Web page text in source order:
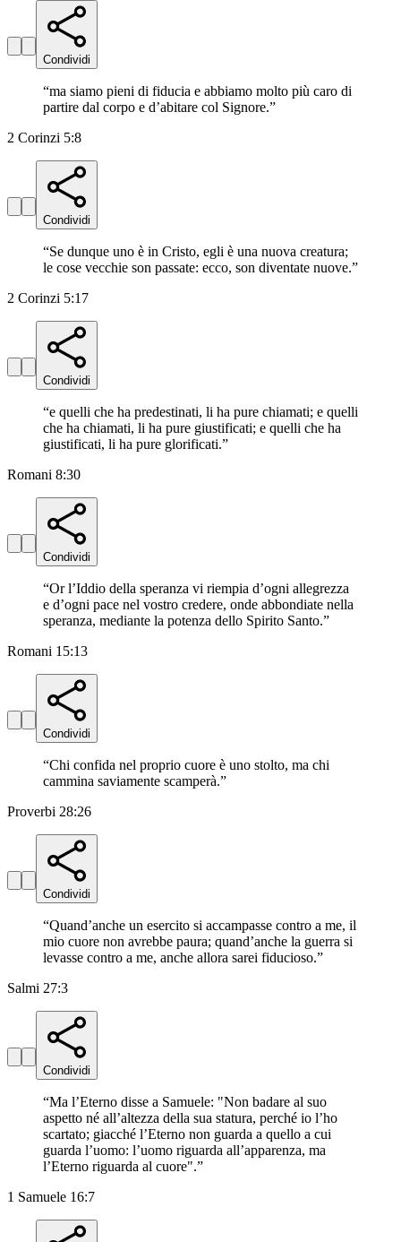
Condividi
“ma siamo pieni di fiducia e abbiamo molto più caro di
partire dal corpo e d’abitare col Signore.”
2 Corinzi 5:8
Condividi
“Se dunque uno è in Cristo, egli è una nuova creatura;
le cose vecchie son passate: ecco, son diventate nuove.”
2 Corinzi 5:17
Condividi
“e quelli che ha predestinati, li ha pure chiamati; e quelli
che ha chiamati, li ha pure giustificati; e quelli che ha
giustificati, li ha pure glorificati.”
Romani 8:30
Condividi
“Or l’Iddio della speranza vi riempia d’ogni allegrezza
e d’ogni pace nel vostro credere, onde abbondiate nella
speranza, mediante la potenza dello Spirito Santo.”
Romani 15:13
Condividi
“Chi confida nel proprio cuore è uno stolto, ma chi
cammina saviamente scamperà.”
Proverbi 28:26
Condividi
“Quand’anche un esercito si accampasse contro a me, il
mio cuore non avrebbe paura; quand’anche la guerra si
levasse contro a me, anche allora sarei fiducioso.”
Salmi 27:3
Condividi
“Ma l’Eterno disse a Samuele: "Non badare al suo
aspetto né all’altezza della sua statura, perché io l’ho
scartato; giacché l’Eterno non guarda a quello a cui
guarda l’uomo: l’uomo riguarda all’apparenza, ma
l’Eterno riguarda al cuore".”
1 Samuele 16:7